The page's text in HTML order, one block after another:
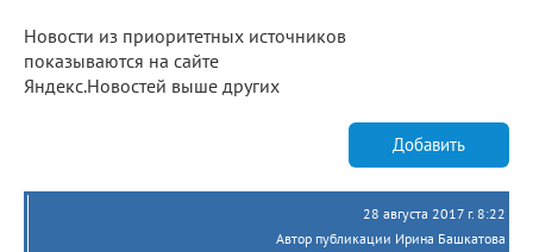
Новости из приоритетных источников
показываются на сайте
Яндекс.Новостей выше других
Добавить
28 августа 2017 г. 8:22
Автор публикации Ирина Башкатова